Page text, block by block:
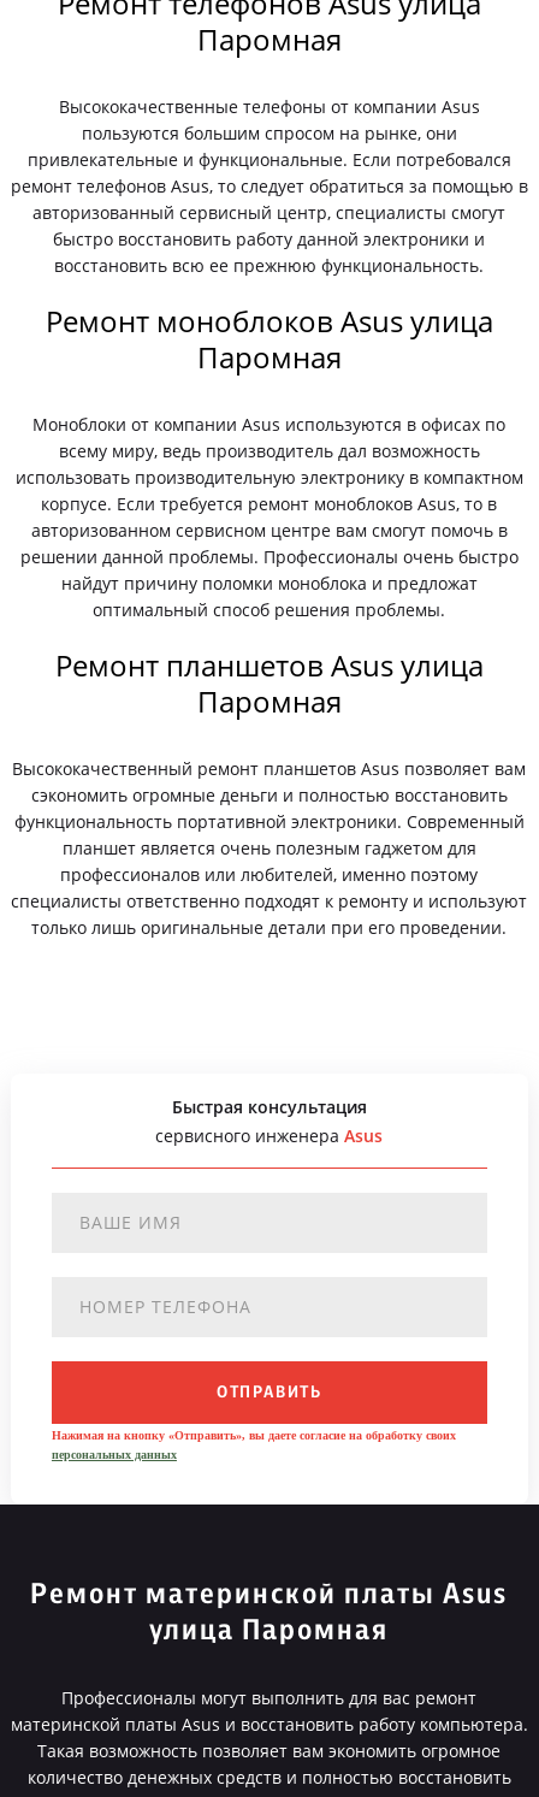
Паромная
Высококачественные телефоны от компании Asus
пользуются большим спросом на рынке, они
привлекательные и функциональные. Если потребовался
ремонт телефонов Asus, то следует обратиться за помощью в
авторизованный сервисный центр, специалисты смогут
быстро восстановить работу данной электроники и
восстановить всю ее прежнюю функциональность.
Ремонт моноблоков Asus улица
Паромная
Моноблоки от компании Asus используются в офисах по
всему миру, ведь производитель дал возможность
использовать производительную электронику в компактном
корпусе. Если требуется ремонт моноблоков Asus, то в
авторизованном сервисном центре вам смогут помочь в
решении данной проблемы. Профессионалы очень быстро
найдут причину поломки моноблока и предложат
оптимальный способ решения проблемы.
Ремонт планшетов Asus улица
Паромная
Высококачественный ремонт планшетов Asus позволяет вам
сэкономить огромные деньги и полностью восстановить
функциональность портативной электроники. Современный
планшет является очень полезным гаджетом для
профессионалов или любителей, именно поэтому
специалисты ответственно подходят к ремонту и используют
только лишь оригинальные детали при его проведении.
Быстрая консультация
сервисного инженераAsus
ОТПРАВИТЬ
Нажимая на кнопку «Отправить», вы даете согласие на обработку своих
персональных данных
Ремонт материнской платы Asus
улица Паромная
Профессионалы могут выполнить для вас ремонт
материнской платы Asus и восстановить работу компьютера.
Такая возможность позволяет вам экономить огромное
количество денежных средств и полностью восстановить